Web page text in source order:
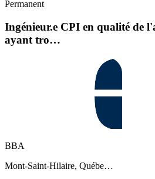
Permanent
Ingénieur.e CPI en qualité de
ayant tro…
BBA
Mont-Saint-Hilaire, Québe…